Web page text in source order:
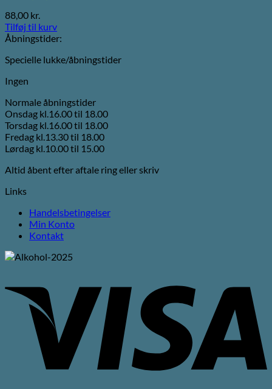
88,00 kr.
Tilføj til kurv
Åbningstider:
Specielle lukke/åbningstider
Ingen
Normale åbningstider
Onsdag kl.16.00 til 18.00
Torsdag kl.16.00 til 18.00
Fredag kl.13.30 til 18.00
Lørdag kl.10.00 til 15.00
Altid åbent efter aftale ring eller skriv
Links
Handelsbetingelser
Min Konto
Kontakt